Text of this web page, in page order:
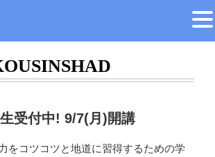
受付中! 9/7(月)開講
をコツコツと地道に習得するための学